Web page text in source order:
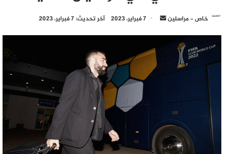
خاص - مراسلين
أرسل 7 فبراير، 2023 آخر تحديث: 7 فبراير، 2023